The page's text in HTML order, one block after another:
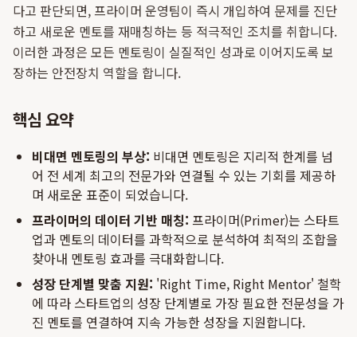
다고 판단되면, 프라이머 운영팀이 즉시 개입하여 문제를 진단
하고 새로운 멘토를 재매칭하는 등 적극적인 조치를 취합니다.
이러한 과정은 모든 멘토링이 실질적인 성과로 이어지도록 보
장하는 안전장치 역할을 합니다.
핵심 요약
비대면 멘토링의 부상: 비대면 멘토링은 지리적 한계를 넘
어 전 세계 최고의 전문가와 연결될 수 있는 기회를 제공하
며 새로운 표준이 되었습니다.
프라이머의 데이터 기반 매칭: 프라이머(Primer)는 스타트
업과 멘토의 데이터를 과학적으로 분석하여 최적의 조합을
찾아내 멘토링 효과를 극대화합니다.
성장 단계별 맞춤 지원: 'Right Time, Right Mentor' 철학
에 따라 스타트업의 성장 단계별로 가장 필요한 전문성을 가
진 멘토를 연결하여 지속 가능한 성장을 지원합니다.